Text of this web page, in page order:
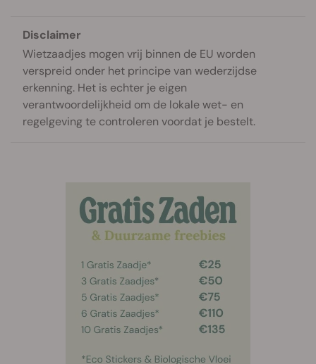
Disclaimer
Wietzaadjes mogen vrij binnen de EU worden
verspreid onder het principe van wederzijdse
erkenning. Het is echter je eigen
verantwoordelijkheid om de lokale wet- en
regelgeving te controleren voordat je bestelt.